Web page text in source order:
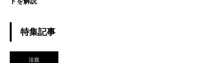
特集記事
法規